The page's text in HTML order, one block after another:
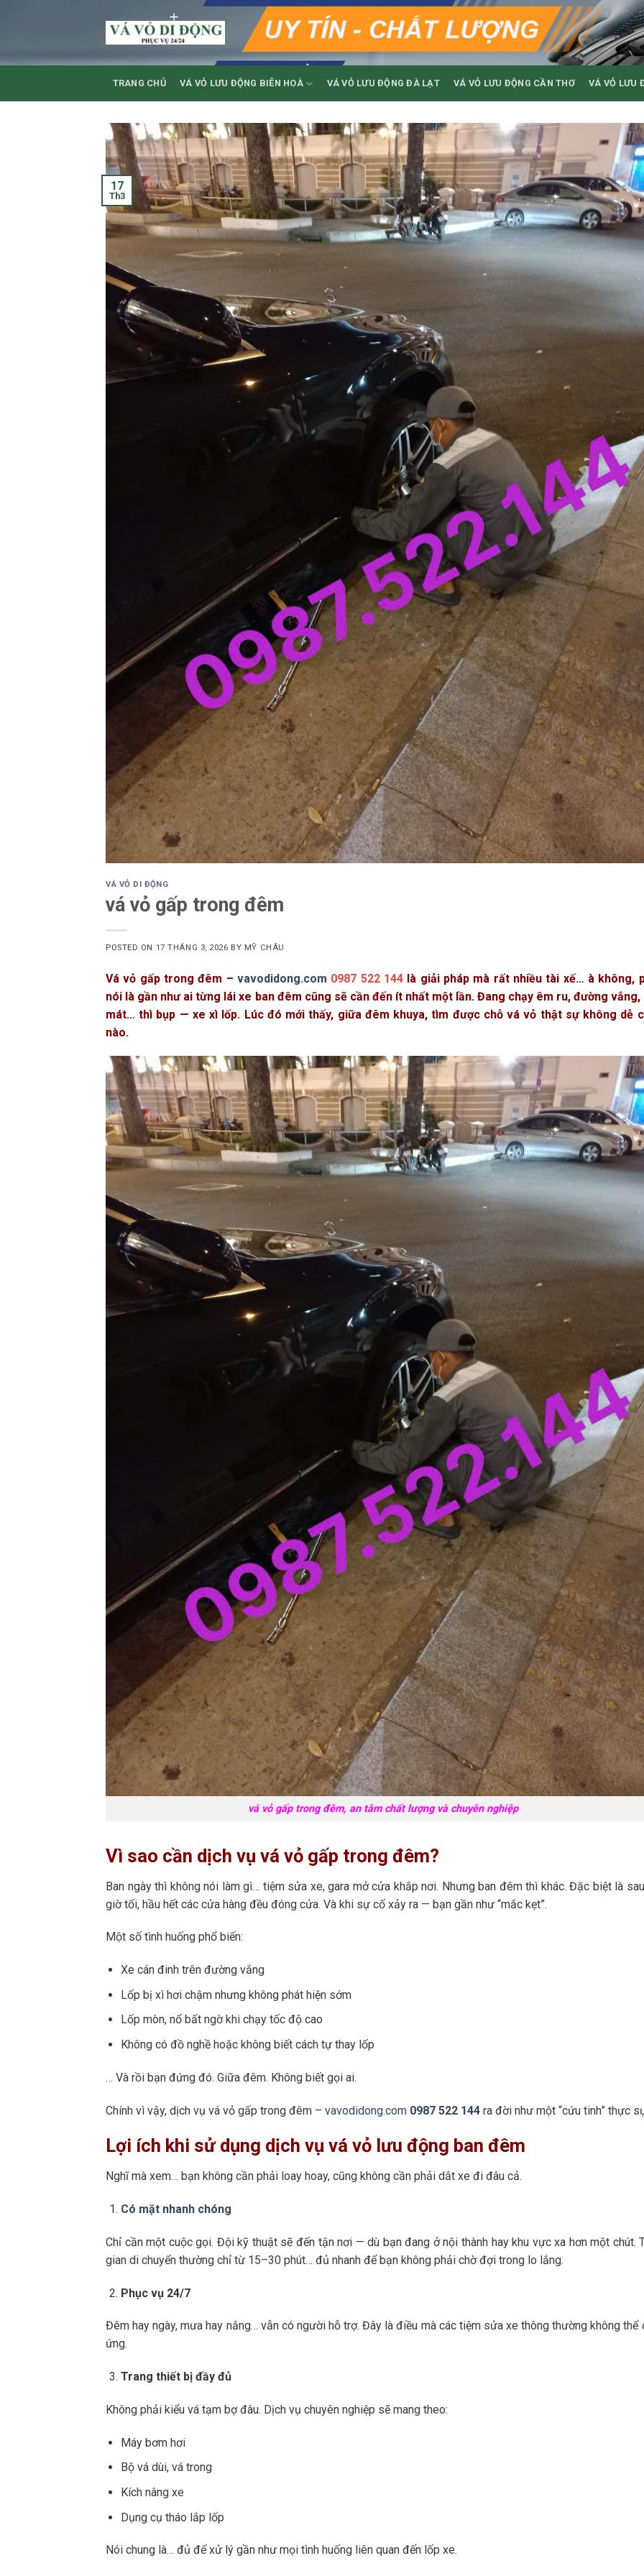
TRANG CHỦ VÁ VỎ LƯU ĐỘNG BIÊN HOÀ VÁ VỎ LƯU ĐỘNG ĐÀ LẠT VÁ VỎ LƯU ĐỘNG CẦN THƠ VÁ VỎ LƯU
17
Th3
VÁ VỎ DI ĐỘNG
vá vỏ gấp trong đêm
POSTED ON 17 THÁNG 3, 2026 BY MỸ CHÂU
Vá vỏ gấp trong đêm – vavodidong.com 0987 522 144là giải pháp mà rất nhiều tài xế… à không,
nói là gần như ai từng lái xe ban đêm cũng sẽ cần đến ít nhất một lần. Đang chạy êm ru, đường
mát… thì bụp — xe xì lốp. Lúc đó mới thấy, giữa đêm khuya, tìm được chỗ vá vỏ thật sự không dễ
nào.
vá vỏ gấp trong đêm, an tâm chất lượng và chuyên nghiệp
Vì sao cần dịch vụ vá vỏ gấp trong đêm?
Ban ngày thì không nói làm gì… tiệm sửa xe, gara mở cửa khắp nơi. Nhưng ban đêm thì khác. Đặc biệt là
giờ tối, hầu hết các cửa hàng đều đóng cửa. Và khi sự cố xảy ra — bạn gần như “mắc kẹt”.
Một số tình huống phổ biến:
Xe cán đinh trên đường vắng
Lốp bị xì hơi chậm nhưng không phát hiện sớm
Lốp mòn, nổ bất ngờ khi chạy tốc độ cao
Không có đồ nghề hoặc không biết cách tự thay lốp
… Và rồi bạn đứng đó. Giữa đêm. Không biết gọi ai.
Chính vì vậy, dịch vụ vá vỏ gấp trong đêm – vavodidong.com 0987 522 144 ra đời như một “cứu tinh” thực
Lợi ích khi sử dụng dịch vụ vá vỏ lưu động ban đêm
Nghĩ mà xem… bạn không cần phải loay hoay, cũng không cần phải dắt xe đi đâu cả.
Có mặt nhanh chóng
Chỉ cần một cuộc gọi. Đội kỹ thuật sẽ đến tận nơi — dù bạn đang ở nội thành hay khu vực xa hơn một chút.
gian di chuyển thường chỉ từ 15–30 phút… đủ nhanh để bạn không phải chờ đợi trong lo lắng.
Phục vụ 24/7
Đêm hay ngày, mưa hay nắng… vẫn có người hỗ trợ. Đây là điều mà các tiệm sửa xe thông thường không thể
ứng.
Trang thiết bị đầy đủ
Không phải kiểu vá tạm bợ đâu. Dịch vụ chuyên nghiệp sẽ mang theo:
Máy bơm hơi
Bộ vá dùi, vá trong
Kích nâng xe
Dụng cụ tháo lắp lốp
Nói chung là… đủ để xử lý gần như mọi tình huống liên quan đến lốp xe.